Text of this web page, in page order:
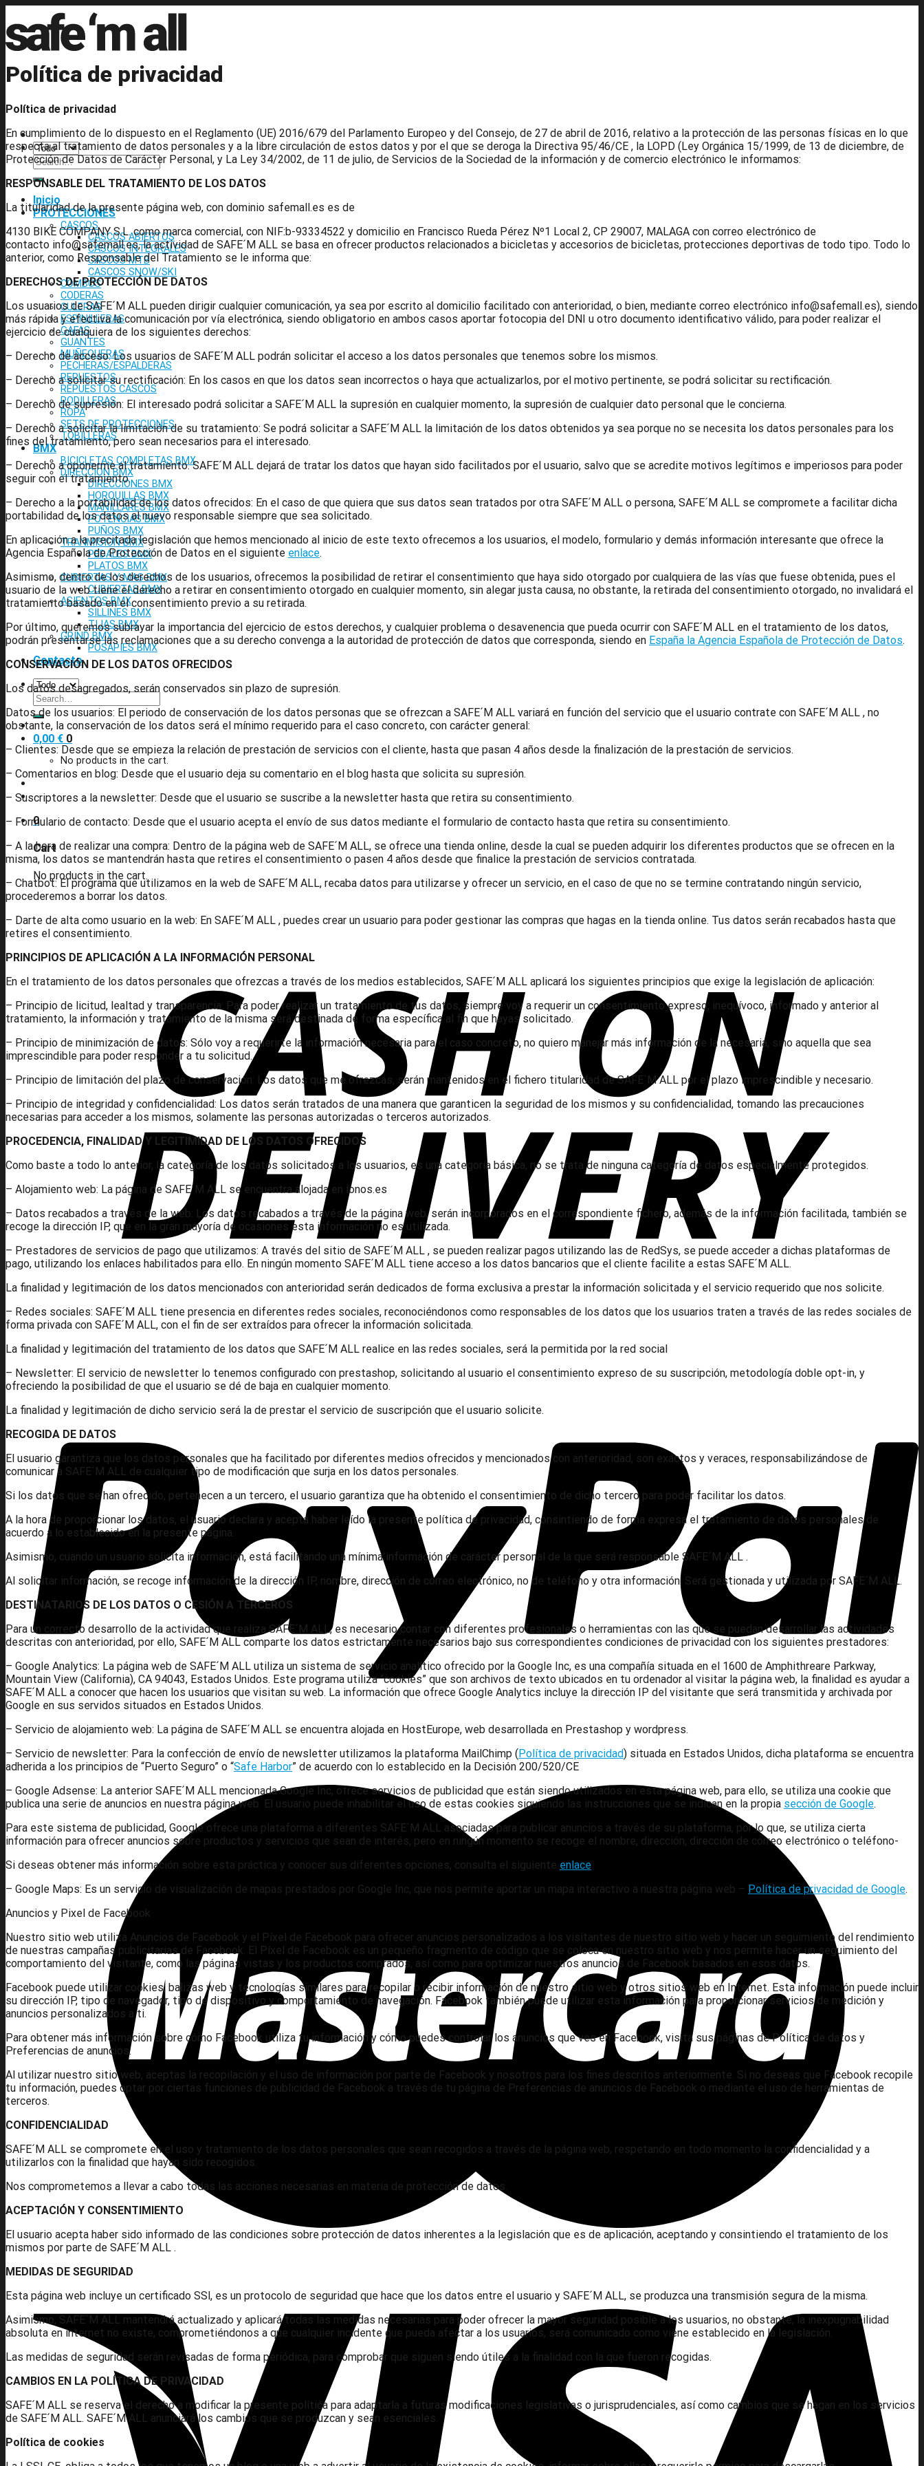
to
content
Search
for:
Inicio
PROTECCIONES
CASCOS
CASCOS ABIERTOS
CASCOS INTEGRALES
CASCOS MTB
CASCOS SNOW/SKI
COMBOS
CODERAS
CULERAS
ESPINILLERAS
GAFAS
GUANTES
MUÑEQUERAS
PECHERAS/ESPALDERAS
REPUESTOS
REPUESTOS CASCOS
RODILLERAS
ROPA
SETS DE PROTECCIONES
TOBILLERAS
BMX
BICICLETAS COMPLETAS BMX
DIRECCION BMX
DIRECCIONES BMX
HORQUILLAS BMX
MANILLARES BMX
POTENCIAS BMX
PUÑOS BMX
TRANMISION BMX
PEDALES BMX
PLATOS BMX
CUBIERTAS Y MAS BMX
CUBIERTAS BMX
ASIENTOS BMX
SILLINES BMX
TIJAS BMX
GRIND BMX
POSAPIES BMX
Contacto
Search
for:
0,00 € 0
No products in the cart.
0
Cart
No products in the cart.
Política de privacidad
Política de privacidad
En cumplimiento de lo dispuesto en el Reglamento (UE) 2016/679 del Parlamento Europeo y del Consejo, de 27 de abril de 2016, relativo a la protección de las personas físicas en lo que
respecta al tratamiento de datos personales y a la libre circulación de estos datos y por el que se deroga la Directiva 95/46/CE , la LOPD (Ley Orgánica 15/1999, de 13 de diciembre, de
Protección de Datos de Carácter Personal, y La Ley 34/2002, de 11 de julio, de Servicios de la Sociedad de la información y de comercio electrónico le informamos:
RESPONSABLE DEL TRATAMIENTO DE LOS DATOS
La titularidad de la presente página web, con dominio safemall.es es de
4130 BIKE COMPANY S.L. como marca comercial, con NIF:b-93334522 y domicilio en Francisco Rueda Pérez Nº1 Local 2, CP 29007, MALAGA con correo electrónico de
contacto info@safemall.es, la actividad de SAFE´M ALL se basa en ofrecer productos relacionados a bicicletas y accesorios de bicicletas, protecciones deportivas de todo tipo. Todo lo
anterior, como Responsable del Tratamiento se le informa que:
DERECHOS DE PROTECCIÓN DE DATOS
Los usuarios de SAFE´M ALL pueden dirigir cualquier comunicación, ya sea por escrito al domicilio facilitado con anterioridad, o bien, mediante correo electrónico info@safemall.es), siendo
más rápida y efectiva la comunicación por vía electrónica, siendo obligatorio en ambos casos aportar fotocopia del DNI u otro documento identificativo válido, para poder realizar el
ejercicio de cualquiera de los siguientes derechos:
– Derecho de acceso: Los usuarios de SAFE´M ALL podrán solicitar el acceso a los datos personales que tenemos sobre los mismos.
– Derecho a solicitar su rectificación: En los casos en que los datos sean incorrectos o haya que actualizarlos, por el motivo pertinente, se podrá solicitar su rectificación.
– Derecho de supresión: El interesado podrá solicitar a SAFE´M ALL la supresión en cualquier momento, la supresión de cualquier dato personal que le concierna.
– Derecho a solicitar la limitación de su tratamiento: Se podrá solicitar a SAFE´M ALL la limitación de los datos obtenidos ya sea porque no se necesita los datos personales para los
fines del tratamiento, pero sean necesarios para el interesado.
– Derecho a oponerme al tratamiento: SAFE´M ALL dejará de tratar los datos que hayan sido facilitados por el usuario, salvo que se acredite motivos legítimos e imperiosos para poder
seguir con el tratamiento.
– Derecho a la portabilidad de los datos ofrecidos: En el caso de que quiera que sus datos sean tratados por otra SAFE´M ALL o persona, SAFE´M ALL se compromete a facilitar dicha
portabilidad de los datos al nuevo responsable siempre que sea solicitado.
En aplicación a la precitada legislación que hemos mencionado al inicio de este texto ofrecemos a los usuarios, el modelo, formulario y demás información interesante que ofrece la
Agencia Española de Protección de Datos en el siguiente enlace.
Asimismo, dentro de los derechos de los usuarios, ofrecemos la posibilidad de retirar el consentimiento que haya sido otorgado por cualquiera de las vías que fuese obtenida, pues el
usuario de la web tiene el derecho a retirar en consentimiento otorgado en cualquier momento, sin alegar justa causa, no obstante, la retirada del consentimiento otorgado, no invalidará el
tratamiento basado en el consentimiento previo a su retirada.
Por último, queremos subrayar la importancia del ejercicio de estos derechos, y cualquier problema o desavenencia que pueda ocurrir con SAFE´M ALL en el tratamiento de los datos,
podrán presentarse las reclamaciones que a su derecho convenga a la autoridad de protección de datos que corresponda, siendo en España la Agencia Española de Protección de Datos.
CONSERVACIÓN DE LOS DATOS OFRECIDOS
Los datos desagregados, serán conservados sin plazo de supresión.
Datos de los usuarios: El periodo de conservación de los datos personas que se ofrezcan a SAFE´M ALL variará en función del servicio que el usuario contrate con SAFE´M ALL , no
obstante, la conservación de los datos será el mínimo requerido para el caso concreto, con carácter general:
– Clientes: Desde que se empieza la relación de prestación de servicios con el cliente, hasta que pasan 4 años desde la finalización de la prestación de servicios.
– Comentarios en blog: Desde que el usuario deja su comentario en el blog hasta que solicita su supresión.
– Suscriptores a la newsletter: Desde que el usuario se suscribe a la newsletter hasta que retira su consentimiento.
– Formulario de contacto: Desde que el usuario acepta el envío de sus datos mediante el formulario de contacto hasta que retira su consentimiento.
– A la hora de realizar una compra: Dentro de la página web de SAFE´M ALL, se ofrece una tienda online, desde la cual se pueden adquirir los diferentes productos que se ofrecen en la
misma, los datos se mantendrán hasta que retires el consentimiento o pasen 4 años desde que finalice la prestación de servicios contratada.
– Chatbot: El programa que utilizamos en la web de SAFE´M ALL, recaba datos para utilizarse y ofrecer un servicio, en el caso de que no se termine contratando ningún servicio,
procederemos a borrar los datos.
– Darte de alta como usuario en la web: En SAFE´M ALL , puedes crear un usuario para poder gestionar las compras que hagas en la tienda online. Tus datos serán recabados hasta que
retires el consentimiento.
PRINCIPIOS DE APLICACIÓN A LA INFORMACIÓN PERSONAL
En el tratamiento de los datos personales que ofrezcas a través de los medios establecidos, SAFE´M ALL aplicará los siguientes principios que exige la legislación de aplicación:
– Principio de licitud, lealtad y transparencia: Para poder realizar un tratamiento de tus datos, siempre voy a requerir un consentimiento expreso, inequívoco, informado y anterior al
tratamiento, la información y tratamiento de la misma será destinada de forma específica al fin que hayas solicitado.
– Principio de minimización de datos: Sólo voy a requerirte la información necesaria para el caso concreto, no quiero manejar más información de la necesaria, sino aquella que sea
imprescindible para poder responder a tu solicitud.
– Principio de limitación del plazo de conservación: Los datos que me ofrezcas, serán mantenidos en el fichero titularidad de SAFE´M ALL por el plazo imprescindible y necesario.
– Principio de integridad y confidencialidad: Los datos serán tratados de una manera que garanticen la seguridad de los mismos y su confidencialidad, tomando las precauciones
necesarias para acceder a los mismos, solamente las personas autorizadas o terceros autorizados.
PROCEDENCIA, FINALIDAD Y LEGITIMIDAD DE LOS DATOS OFRECIDOS
Como baste a todo lo anterior, la categoría de los datos solicitados a los usuarios, es una categoría básica, no se trata de ninguna categoría de datos especialmente protegidos.
– Alojamiento web: La página de SAFE´M ALL se encuentra alojada en ionos.es
– Datos recabados a través de la web: Los datos recabados a través de la página web, serán incorporados en el correspondiente fichero, además de la información facilitada, también se
recoge la dirección IP, que en la gran mayoría de ocasiones esta información no es utilizada.
– Prestadores de servicios de pago que utilizamos: A través del sitio de SAFE´M ALL , se pueden realizar pagos utilizando las de RedSys, se puede acceder a dichas plataformas de
pago, utilizando los enlaces habilitados para ello. En ningún momento SAFE´M ALL tiene acceso a los datos bancarios que el cliente facilite a estas SAFE´M ALL.
La finalidad y legitimación de los datos mencionados con anterioridad serán dedicados de forma exclusiva a prestar la información solicitada y el servicio requerido que nos solicite.
– Redes sociales: SAFE´M ALL tiene presencia en diferentes redes sociales, reconociéndonos como responsables de los datos que los usuarios traten a través de las redes sociales de
forma privada con SAFE´M ALL, con el fin de ser extraídos para ofrecer la información solicitada.
La finalidad y legitimación del tratamiento de los datos que SAFE´M ALL realice en las redes sociales, será la permitida por la red social
– Newsletter: El servicio de newsletter lo tenemos configurado con prestashop, solicitando al usuario el consentimiento expreso de su suscripción, metodología doble opt-in, y
ofreciendo la posibilidad de que el usuario se dé de baja en cualquier momento.
La finalidad y legitimación de dicho servicio será la de prestar el servicio de suscripción que el usuario solicite.
RECOGIDA DE DATOS
El usuario garantiza que los datos personales que ha facilitado por diferentes medios ofrecidos y mencionados con anterioridad, son exactos y veraces, responsabilizándose de
comunicar a SAFE´M ALL de cualquier tipo de modificación que surja en los datos personales.
Si los datos que se han ofrecido, pertenecen a un tercero, el usuario garantiza que ha obtenido el consentimiento de dicho tercero para poder facilitar los datos.
A la hora de proporcionar los datos, el usuario declara y acepta haber leído la presente política de privacidad, consintiendo de forma expresa el tratamiento de datos personales de
acuerdo a lo establecido en la presente página.
Asimismo, cuando un usuario solicita información, está facilitando una mínima información de carácter personal de la que será responsable SAFE´M ALL .
Al solicitar información, se recoge información de la dirección IP, nombre, dirección de correo electrónico, no de teléfono y otra información. Será gestionada y utilizada por SAFE´M ALL.
DESTINATARIOS DE LOS DATOS O CESIÓN A TERCEROS
Para un correcto desarrollo de la actividad que realiza SAFE´M ALL, es necesario contar con diferentes profesionales o herramientas con las que se puedan desarrollar las actividades
descritas con anterioridad, por ello, SAFE´M ALL comparte los datos estrictamente necesarios bajo sus correspondientes condiciones de privacidad con los siguientes prestadores:
– Google Analytics: La página web de SAFE´M ALL utiliza un sistema de servicio analítico ofrecido por la Google Inc, es una compañía situada en el 1600 de Amphithreare Parkway,
Mountain View (California), CA 94043, Estados Unidos. Este programa utiliza “cookies” que son archivos de texto ubicados en tu ordenador al visitar la página web, la finalidad es ayudar a
SAFE´M ALL a conocer que hacen los usuarios que visitan su web. La información que ofrece Google Analytics incluye la dirección IP del visitante que será transmitida y archivada por
Google en sus servidos situados en Estados Unidos.
– Servicio de alojamiento web: La página de SAFE´M ALL se encuentra alojada en HostEurope, web desarrollada en Prestashop y wordpress.
– Servicio de newsletter: Para la confección de envío de newsletter utilizamos la plataforma MailChimp (Política de privacidad) situada en Estados Unidos, dicha plataforma se encuentra
adherida a los principios de “Puerto Seguro” o “Safe Harbor” de acuerdo con lo establecido en la Decisión 200/520/CE
– Google Adsense: La anterior SAFE´M ALL mencionada Google Inc, ofrece servicios de publicidad que están siendo utilizados en esta página web, para ello, se utiliza una cookie que
publica una serie de anuncios en nuestra página web. El usuario puede inhabilitar el uso de estas cookies siguiendo las instrucciones que se indican en la propia sección de Google.
Para este sistema de publicidad, Google ofrece una plataforma a diferentes SAFE´M ALL asociadas para publicar anuncios a través de su plataforma, por lo que, se utiliza cierta
información para ofrecer anuncios sobre productos y servicios que sean de interés, pero en ningún momento se recoge el nombre, dirección, dirección de correo electrónico o teléfono-
Si deseas obtener más información sobre esta práctica y conocer sus diferentes opciones, consulta el siguiente enlace.
– Google Maps: Es un servicio de visualización de mapas prestados por Google Inc, que nos permite aportar un mapa interactivo a nuestra página web – Política de privacidad de Google.
Anuncios y Pixel de Facebook
Nuestro sitio web utiliza Anuncios de Facebook y el Píxel de Facebook para ofrecer anuncios personalizados a los visitantes de nuestro sitio web y hacer un seguimiento del rendimiento
de nuestras campañas publicitarias de Facebook. El Píxel de Facebook es un pequeño fragmento de código que se coloca en nuestro sitio web y nos permite hacer un seguimiento del
comportamiento del visitante, como las páginas vistas y los productos comprados, así como para optimizar nuestros anuncios de Facebook basados en esos datos.
Facebook puede utilizar cookies, balizas web y tecnologías similares para recopilar o recibir información de nuestro sitio web y otros sitios web en Internet. Esta información puede incluir
su dirección IP, tipo de navegador, tipo de dispositivo y comportamiento de navegación. Facebook también puede utilizar esta información para proporcionar servicios de medición y
anuncios personalizados a ti.
Para obtener más información sobre cómo Facebook utiliza tu información y cómo puedes controlar los anuncios que ves en Facebook, visita sus páginas de Política de datos y
Preferencias de anuncios.
Al utilizar nuestro sitio web, aceptas la recopilación y el uso de información por parte de Facebook y nosotros para los fines descritos anteriormente. Si no deseas que Facebook recopile
tu información, puedes optar por ciertas funciones de publicidad de Facebook a través de tu página de Preferencias de anuncios de Facebook o mediante el uso de herramientas de
terceros.
CONFIDENCIALIDAD
SAFE´M ALL se compromete en el uso y tratamiento de los datos personales que sean recogidos a través de la página web, respetando en todo momento la confidencialidad y a
utilizarlos con la finalidad que hayan sido recogidos.
Nos comprometemos a llevar a cabo todas las acciones necesarias en materia de protección de datos.
ACEPTACIÓN Y CONSENTIMIENTO
El usuario acepta haber sido informado de las condiciones sobre protección de datos inherentes a la legislación que es de aplicación, aceptando y consintiendo el tratamiento de los
mismos por parte de SAFE´M ALL .
MEDIDAS DE SEGURIDAD
Esta página web incluye un certificado SSl, es un protocolo de seguridad que hace que los datos entre el usuario y SAFE´M ALL, se produzca una transmisión segura de la misma.
Asimismo, SAFE´M ALL mantendrá actualizado y aplicará todas las medidas necesarias para poder ofrecer la mayor seguridad posible a los usuarios, no obstante, la inexpugnabilidad
absoluta en internet no existe, comprometiéndonos a que cualquier incidente que pueda afectar a los usuarios, será comunicado como viene establecido en la legislación.
Las medidas de seguridad serán revisadas de forma periódica, para comprobar que siguen siendo útiles a la finalidad con la que fueron recogidas.
CAMBIOS EN LA POLÍTICA DE PRIVACIDAD
SAFE´M ALL se reserva el derecho a modificar la presente política para adaptarla a futuras modificaciones legislativas o jurisprudenciales, así como cambios que se hagan en los servicios
de SAFE´M ALL. SAFE´M ALL anunciará los cambios que se produzcan y sean esenciales.
Política de cookies